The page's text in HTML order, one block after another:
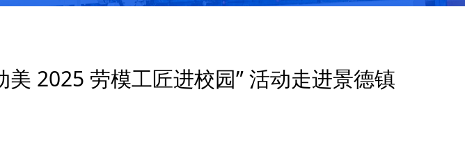
2025 劳模工匠进校园” 活动走进景德镇